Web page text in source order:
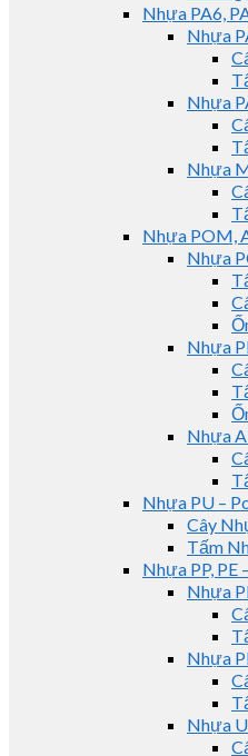
Nhựa PA6,
Nhựa
Nhựa
Nhựa
Nhựa POM,
Nhựa
Nhựa
Nhựa
Nhựa PU –
Cây
Tấm
Nhựa PP,
Nhựa
Nhựa
Nhựa